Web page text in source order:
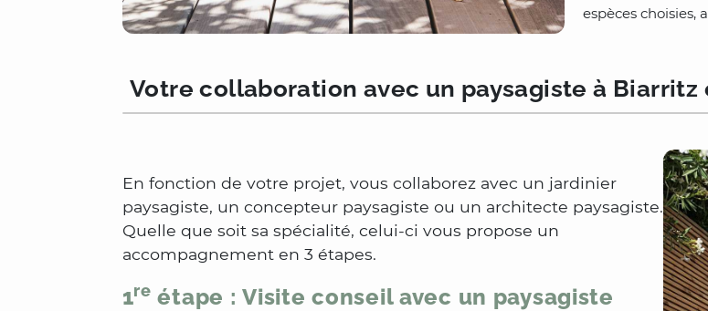
espèces choisies,
Votre collaboration avec un paysagiste à
En fonction de votre projet, vous collaborez avec un jardinier
paysagiste, un concepteur paysagiste ou un architecte paysagiste.
Quelle que soit sa spécialité, celui-ci vous propose un
accompagnement en 3 étapes.
1re étape : Visite conseil avec un paysagiste